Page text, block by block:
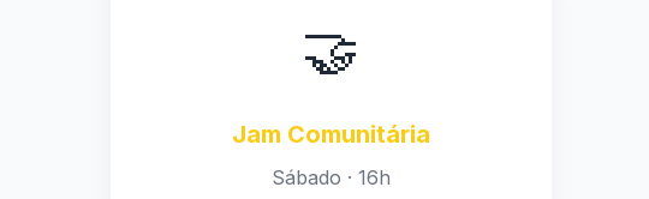
🤝
Jam Comunitária
Sábado · 16h